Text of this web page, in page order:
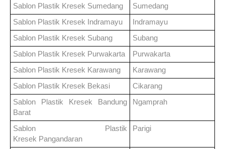
Sablon Plastik Kresek Sumedang
Sumedang
Sablon Plastik Kresek
Indramayu
Indramayu
Sablon Plastik Kresek Subang
Subang
Sablon Plastik Kresek Purwakarta
Purwakarta
Sablon Plastik Kresek Karawang
Karawang
Sablon Plastik Kresek Bekasi
Cikarang
Sablon Plastik Kresek
Bandung
Barat
Ngamprah
Sablon Plastik
Kresek Pangandaran
Parigi